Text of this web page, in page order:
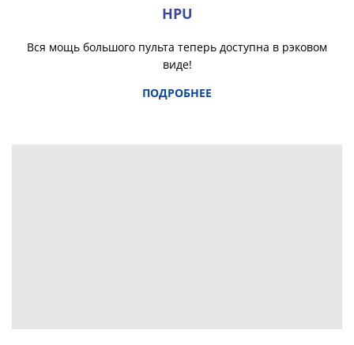
HPU
Вся мощь большого пульта теперь доступна в рэковом
виде!
ПОДРОБНЕЕ